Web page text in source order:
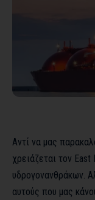
Αντί να μας
χρειάζεται τον East
υδρογονανθράκων.
αυτούς που μας